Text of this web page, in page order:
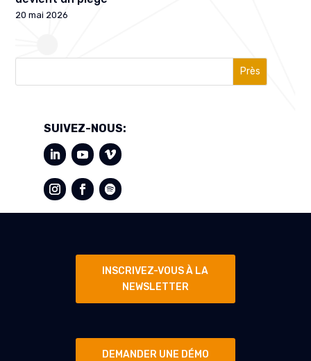
20 mai 2026
Près
SUIVEZ-NOUS:
INSCRIVEZ-VOUS À LA
NEWSLETTER
DEMANDER UNE DÉMO